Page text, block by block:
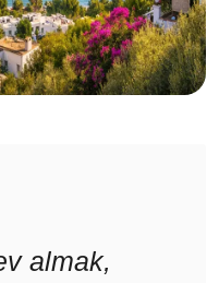
almak,